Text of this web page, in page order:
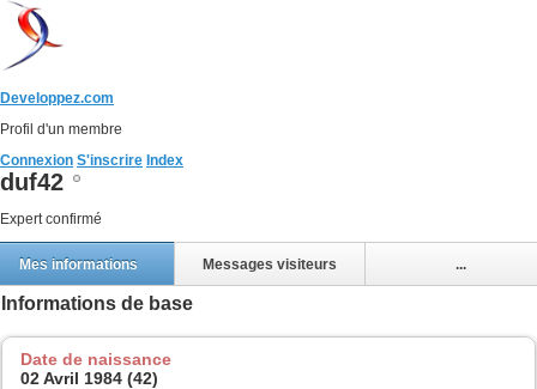
Developpez.com
Profil d'un membre
Connexion S'inscrire Index
duf42
Expert confirmé
Mes informations Messages visiteurs ...
Informations de base
Date de naissance
02 Avril 1984 (42)